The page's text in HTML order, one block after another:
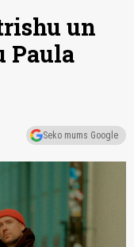
un
Paula
Seko mums Google